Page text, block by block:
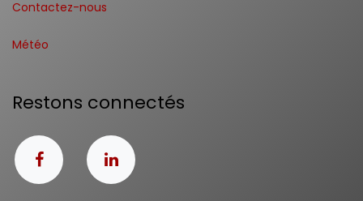
Contactez-nous
Météo
Restons connectés